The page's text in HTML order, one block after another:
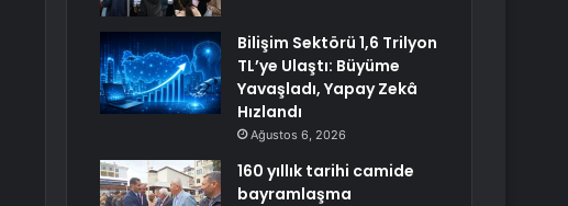
Bilişim Sektörü 1,6 Trilyon
TL’ye Ulaştı: Büyüme
Yavaşladı, Yapay Zekâ
Hızlandı
Ağustos 6, 2026
160 yıllık tarihi camide
bayramlaşma